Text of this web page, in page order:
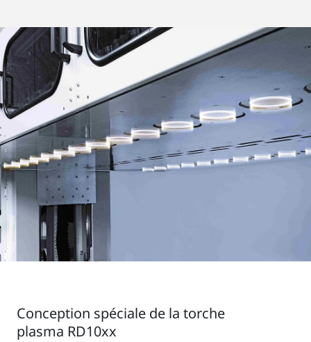
Conception spéciale de la torche
plasma RD10xx